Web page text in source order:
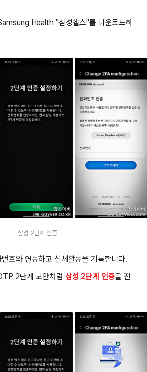
Health "삼성헬스"를 다운로드하
삼성 2단계 인증
호와 연동하고 신체활동을 기록합니다.
2단계 보안처럼 삼성 2단계 인증을 진